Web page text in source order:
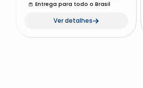
Entrega para todo o Brasil
Ver detalhes